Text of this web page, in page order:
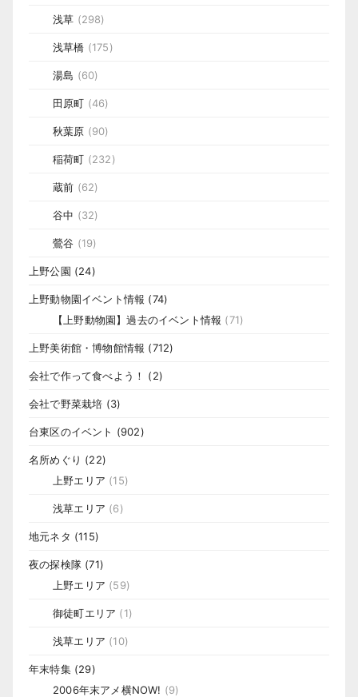
浅草 (298)
浅草橋 (175)
湯島 (60)
田原町 (46)
秋葉原 (90)
稲荷町 (232)
蔵前 (62)
谷中 (32)
鶯谷 (19)
上野公園 (24)
上野動物園イベント情報 (74)
【上野動物園】過去のイベント情報 (71)
上野美術館・博物館情報 (712)
会社で作って食べよう！ (2)
会社で野菜栽培 (3)
台東区のイベント (902)
名所めぐり (22)
上野エリア (15)
浅草エリア (6)
地元ネタ (115)
夜の探検隊 (71)
上野エリア (59)
御徒町エリア (1)
浅草エリア (10)
年末特集(29)
2006年末アメ横NOW! (9)